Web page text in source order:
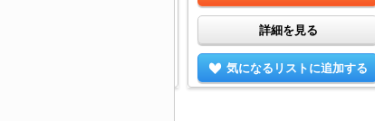
詳細を見る
気になるリストに追加する